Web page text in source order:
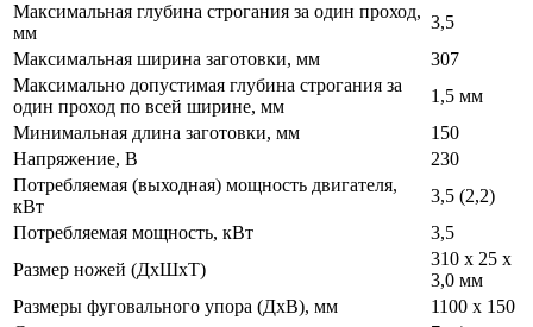
Максимальная глубина строгания за один проход,
мм
3,5
Максимальная ширина заготовки, мм
307
Максимально допустимая глубина строгания за
один проход по всей ширине, мм
1,5 мм
Минимальная длина заготовки, мм
150
Напряжение, В
230
Потребляемая (выходная) мощность двигателя,
кВт
3,5 (2,2)
Потребляемая мощность, кВт
3,5
Размер ножей (ДхШхТ)
310 х 25 х
3,0 мм
Размеры фуговального упора (ДхВ), мм
1100 x 150